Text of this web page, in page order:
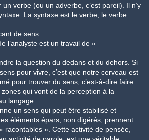
verbe (ou un adverbe, c’est pareil). Il n’y
La syntaxe est le verbe, le verbe
de sens.
l’analyste est un travail de «
la question du dedans et du dehors. Si
pour vivre, c’est que notre cerveau est
pour trouver du sens, c’est-à-dire faire
qui vont de la perception à la
langage.
un sens qui peut être stabilisé et
éléments épars, non digérés, prennent
racontables ». Cette activité de pensée,